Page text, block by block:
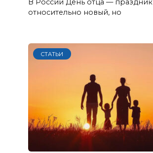
В России День отца — праздник
относительно новый, но
СТАТЬИ